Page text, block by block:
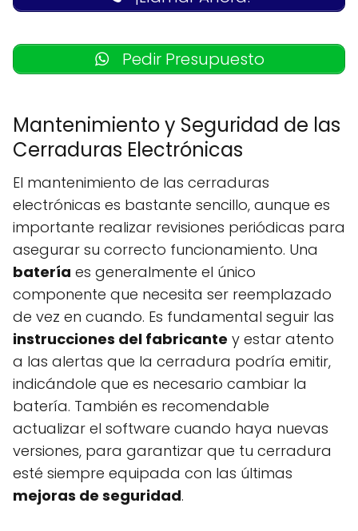
Pedir Presupuesto
Mantenimiento y Seguridad de las
Cerraduras Electrónicas
El mantenimiento de las cerraduras
electrónicas es bastante sencillo, aunque es
importante realizar revisiones periódicas para
asegurar su correcto funcionamiento. Una
batería es generalmente el único
componente que necesita ser reemplazado
de vez en cuando. Es fundamental seguir las
instrucciones del fabricante y estar atento
a las alertas que la cerradura podría emitir,
indicándole que es necesario cambiar la
batería. También es recomendable
actualizar el software cuando haya nuevas
versiones, para garantizar que tu cerradura
esté siempre equipada con las últimas
mejoras de seguridad.